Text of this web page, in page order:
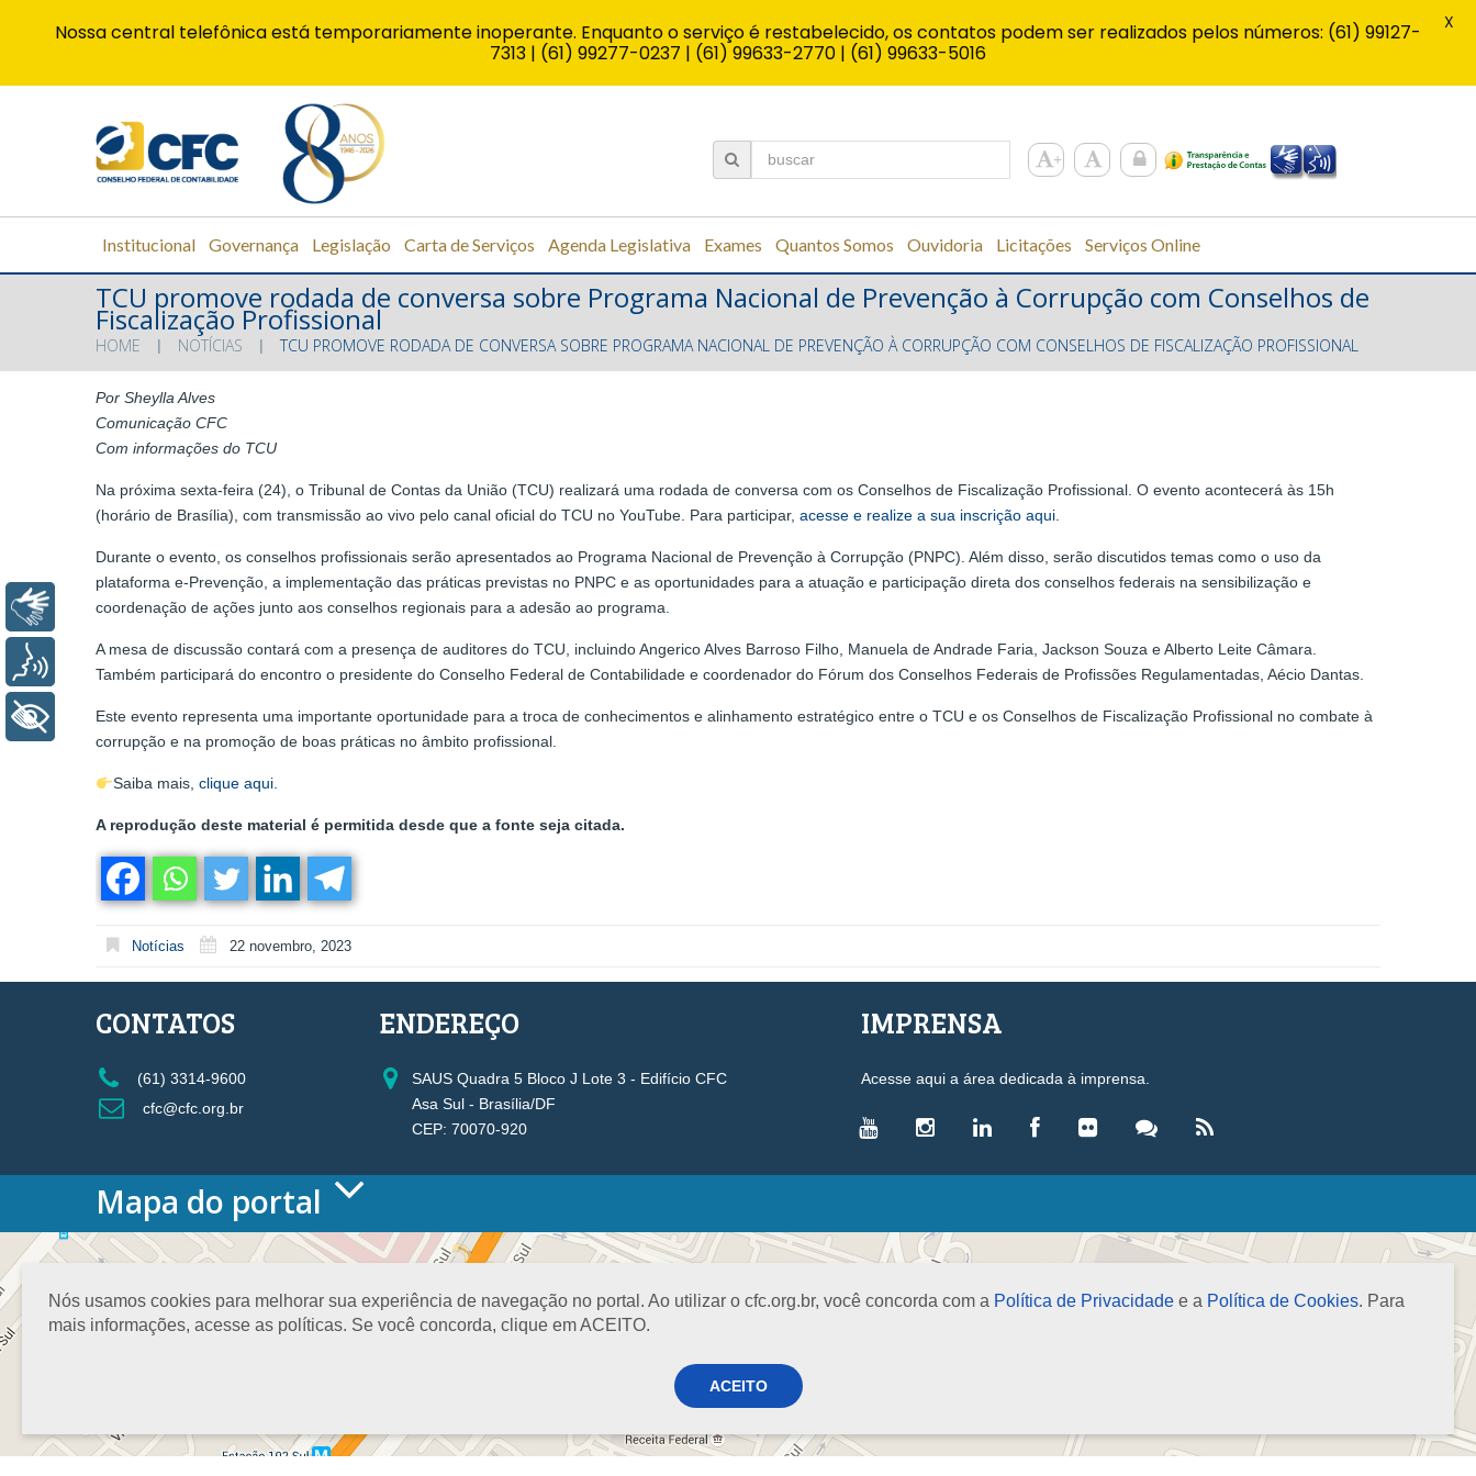
Institucional Governança Legislação Carta de Serviços Agenda Legislativa Exames Quantos Somos Ouvidoria Licitações Serviços Online
TCU promove rodada de conversa sobre Programa Nacional de Prevenção à Corrupção com Conselhos de
Fiscalização Profissional
HOME NOTÍCIAS TCU PROMOVE RODADA DE CONVERSA SOBRE PROGRAMA NACIONAL DE PREVENÇÃO À CORRUPÇÃO COM CONSELHOS DE FISCALIZAÇÃO PROFISSIONAL
Por Sheylla Alves
Comunicação CFC
Com informações do TCU
Na próxima sexta-feira (24), o Tribunal de Contas da União (TCU) realizará uma rodada de conversa com os Conselhos de Fiscalização Profissional. O evento acontecerá às 15h
(horário de Brasília), com transmissão ao vivo pelo canal oficial do TCU no YouTube. Para participar, acesse e realize a sua inscrição aqui.
Durante o evento, os conselhos profissionais serão apresentados ao Programa Nacional de Prevenção à Corrupção (PNPC). Além disso, serão discutidos temas como o uso da
plataforma e-Prevenção, a implementação das práticas previstas no PNPC e as oportunidades para a atuação e participação direta dos conselhos federais na sensibilização e
coordenação de ações junto aos conselhos regionais para a adesão ao programa.
A mesa de discussão contará com a presença de auditores do TCU, incluindo Angerico Alves Barroso Filho, Manuela de Andrade Faria, Jackson Souza e Alberto Leite Câmara.
Também participará do encontro o presidente do Conselho Federal de Contabilidade e coordenador do Fórum dos Conselhos Federais de Profissões Regulamentadas, Aécio Dantas.
Este evento representa uma importante oportunidade para a troca de conhecimentos e alinhamento estratégico entre o TCU e os Conselhos de Fiscalização Profissional no combate à
corrupção e na promoção de boas práticas no âmbito profissional.
Saiba mais, clique aqui.
A reprodução deste material é permitida desde que a fonte seja citada.
Notícias 22 novembro, 2023
Nós usamos cookies para melhorar sua experiência de navegação no portal. Ao utilizar o cfc.org.br, você concorda com a Política de Privacidade e a Política de Cookies. Para
mais informações, acesse as políticas. Se você concorda, clique em ACEITO.
ACEITO
CONTATOS
(61) 3314-9600
cfc@cfc.org.br
ENDEREÇO
SAUS Quadra 5 Bloco J Lote 3 - Edifício CFC
Asa Sul - Brasília/DF
CEP: 70070-920
IMPRENSA
Acesse aqui a área dedicada à imprensa.
Mapa do portal
HOME
O CONSELHO
Conselho Diretor
Nossa Sede
Planejamento
PRESIDÊNCIA
VICE-PRESIDÊNCIAS
Administrativa
Controle Interno
Desenvolvimento Profissional
Fiscalização, Ética e Disciplina
PROJETOS E PROGRAMAS
LEGISLAÇÃO
Leis
Decretos-Lei
Agência de Notícias
Nossa central telefônica está temporariamente inoperante. Enquanto o serviço é restabelecido, os contatos podem ser realizados pelos números: (61) 99127-
7313 | (61) 99277-0237 | (61) 99633-2770 | (61) 99633-5016
X
Libras
+ Acessibilidade